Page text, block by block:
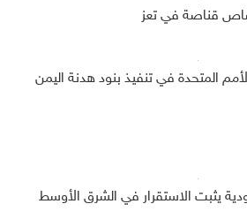
قناصة في تعز
المتحدة في تنفيذ بنود هدنة اليمن
يثبت الاستقرار في الشرق الأوسط